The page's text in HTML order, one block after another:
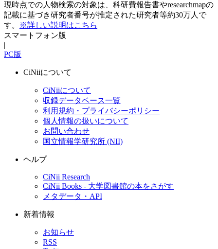
現時点での人物検索の対象は、科研費報告書やresearchmapの
記載に基づき研究者番号が推定された研究者等約30万人で
す。
※詳しい説明はこちら
スマートフォン版
|
PC版
CiNiiについて
CiNiiについて
収録データベース一覧
利用規約・プライバシーポリシー
個人情報の扱いについて
お問い合わせ
国立情報学研究所 (NII)
ヘルプ
CiNii Research
CiNii Books - 大学図書館の本をさがす
メタデータ・API
新着情報
お知らせ
RSS